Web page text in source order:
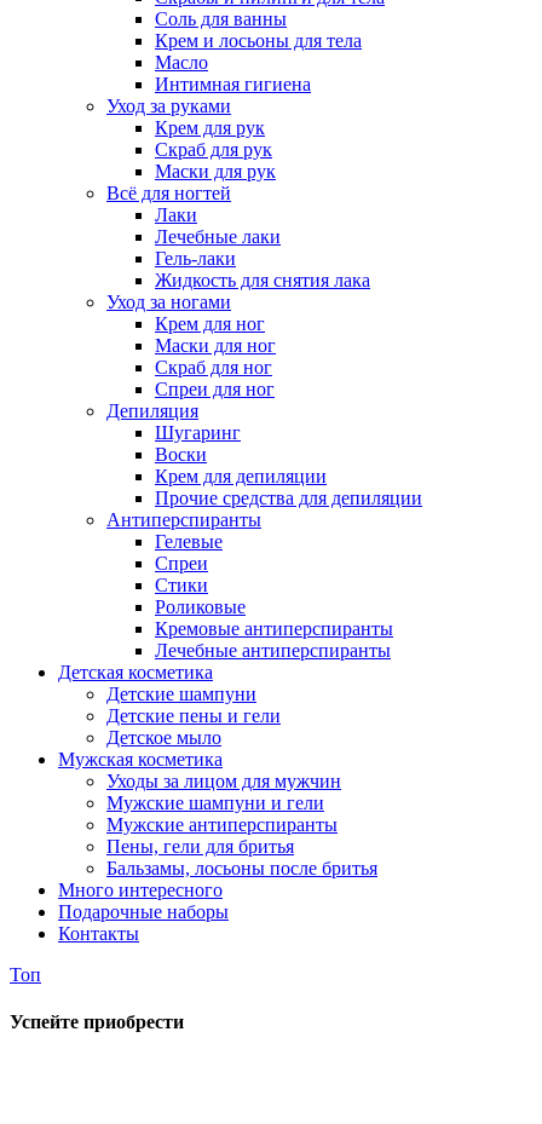
Соль для ванны
Крем и лосьоны для тела
Масло
Интимная гигиена
Уход за руками
Крем для рук
Скраб для рук
Маски для рук
Всё для ногтей
Лаки
Лечебные лаки
Гель-лаки
Жидкость для снятия лака
Уход за ногами
Крем для ног
Маски для ног
Скраб для ног
Спреи для ног
Депиляция
Шугаринг
Воски
Крем для депиляции
Прочие средства для депиляции
Антиперспиранты
Гелевые
Спреи
Стики
Роликовые
Кремовые антиперспиранты
Лечебные антиперспиранты
Детская косметика
Детские шампуни
Детские пены и гели
Детское мыло
Мужская косметика
Уходы за лицом для мужчин
Мужские шампуни и гели
Мужские антиперспиранты
Пены, гели для бритья
Бальзамы, лосьоны после бритья
Много интересного
Подарочные наборы
Контакты
Топ
Успейте приобрести